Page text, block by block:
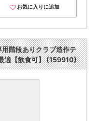
お気に入りに追加
階段ありクラブ造作テ
適【飲食可】 (159910)